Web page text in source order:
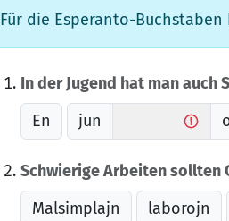
Für die Esperanto-
In der Jugend hat man auch
En
jun
Schwierige Arbeiten sollten
Malsimplajn
laborojn